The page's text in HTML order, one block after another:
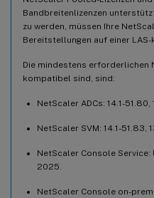
Bandbreitenlizenzen
zu werden, müssen Ihre
Bereitstellungen auf einer
Die mindestens erforderlichen
kompatibel sind, sind:
NetScaler ADCs: 14.1-51.80,
NetScaler SVM: 14.1-51.83,
NetScaler Console
2025.
NetScaler Console on-